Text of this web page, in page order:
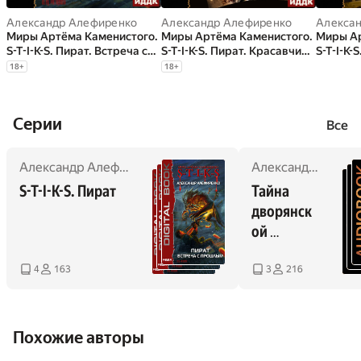
Александр Алефиренко
Миры Артёма Каменистого.
S-T-I-K-S. Пират. Встреча с
прошлым
18+
Александр Алефиренко
Миры Артёма Каменистого.
S-T-I-K-S. Пират. Красавчик
без глянца
18+
Миры
S-T-I-K-
Cерии Все
Александр Алефиренко
S-T-I-K-S. Пират
4 163
Александр Алефиренко
Тайна
дворянск
ой
3 216
Похожие авторы